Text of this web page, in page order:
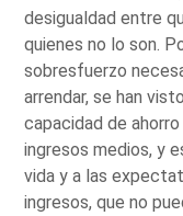
desigualdad entre
quienes no lo son.
sobresfuerzo
arrendar, se han
capacidad de
ingresos medios, y
vida y a las
ingresos, que no